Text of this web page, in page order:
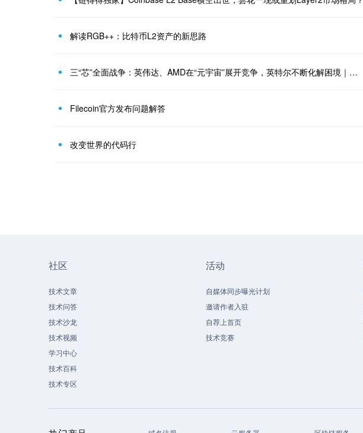
解读RGB++：比特币L2资产的新思路
三“芯”全面战争：英伟达、AMD在“元宇宙”展开竞争，英特尔不断化解困境｜硅基世界
Filecoin官方发布问题解答
改变世界的代码行
社区
技术文章
技术问答
技术沙龙
技术视频
学习中心
技术百科
技术专区
活动
自媒体同步曝光计划
邀请作者入驻
自荐上首页
技术竞赛